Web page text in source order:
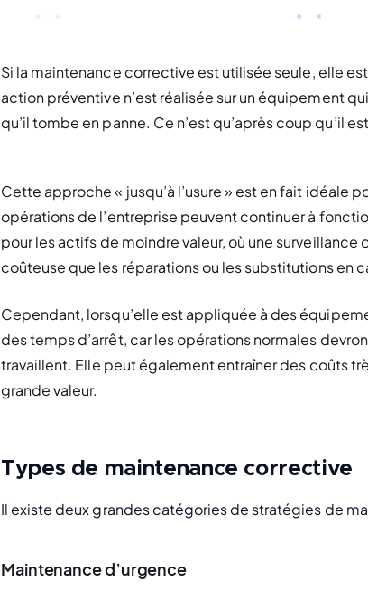
Si la maintenance corrective est utilisée seule, elle
action préventive n’est réalisée sur un équipement
qu’il tombe en panne. Ce n’est qu’après coup qu’il
Cette approche « jusqu’à l’usure » est en fait idéale
opérations de l’entreprise peuvent continuer à
pour les actifs de moindre valeur, où une
coûteuse que les réparations ou les substitutions en
Cependant, lorsqu’elle est appliquée à des
des temps d’arrêt, car les opérations normales
travaillent. Elle peut également entraîner des coûts
grande valeur.
Types de maintenance corrective
Il existe deux grandes catégories de stratégies de
Maintenance d’urgence